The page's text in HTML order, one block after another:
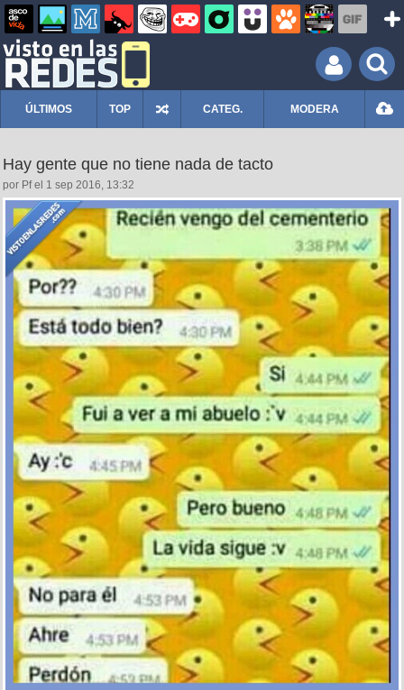
ÚLTIMOS TOP CATEG. MODERA
Hay gente que no tiene nada de tacto
por Pf el 1 sep 2016, 13:32